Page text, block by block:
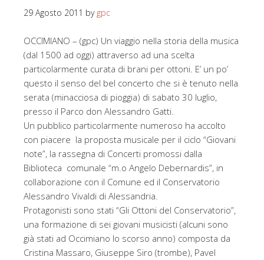
29 Agosto 2011 by gpc
OCCIMIANO – (gpc) Un viaggio nella storia della musica
(dal 1500 ad oggi) attraverso ad una scelta
particolarmente curata di brani per ottoni. E’ un po’
questo il senso del bel concerto che si è tenuto nella
serata (minacciosa di pioggia) di sabato 30 luglio,
presso il Parco don Alessandro Gatti.
Un pubblico particolarmente numeroso ha accolto
con piacere la proposta musicale per il ciclo “Giovani
note”, la rassegna di Concerti promossi dalla
Biblioteca comunale “m.o Angelo Debernardis”, in
collaborazione con il Comune ed il Conservatorio
Alessandro Vivaldi di Alessandria.
Protagonisti sono stati “Gli Ottoni del Conservatorio”,
una formazione di sei giovani musicisti (alcuni sono
già stati ad Occimiano lo scorso anno) composta da
Cristina Massaro, Giuseppe Siro (trombe), Pavel